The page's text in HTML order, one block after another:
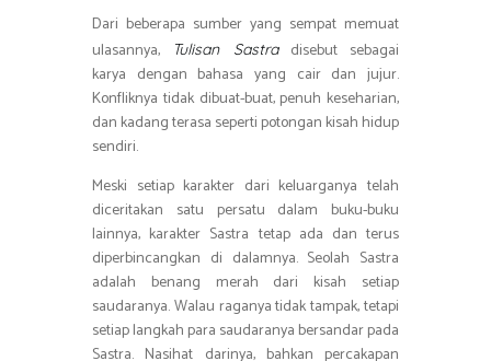
Dari beberapa sumber yang sempat memuat
ulasannya,
Tulisan Sastradisebut sebagai
karya dengan bahasa yang cair dan jujur.
Konfliknya tidak dibuat-buat, penuh keseharian,
dan kadang terasa seperti potongan kisah hidup
sendiri.
Meski setiap karakter dari keluarganya telah
diceritakan satu persatu dalam buku-buku
lainnya, karakter Sastra tetap ada dan terus
diperbincangkan di dalamnya. Seolah Sastra
adalah benang merah dari kisah setiap
saudaranya. Walau raganya tidak tampak, tetapi
setiap langkah para saudaranya bersandar pada
Sastra. Nasihat darinya, bahkan percakapan